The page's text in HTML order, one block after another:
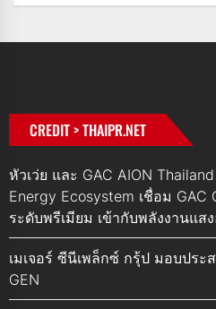
CREDIT > THAIPR.NET
หัวเว่ย และ GAC AION
Energy Ecosystem เชื่อม GAC
ระดับพรีเมียม เข้ากับพลังงานแส
เมเจอร์ ซีนีเพล็กซ์ กรุ้ป มอบปร
GEN